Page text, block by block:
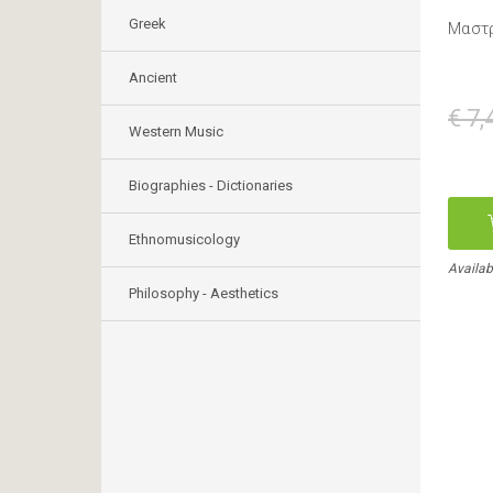
Greek
Ancient
Western Music
Biographies - Dictionaries
Ethnomusicology
Philosophy - Aesthetics
€